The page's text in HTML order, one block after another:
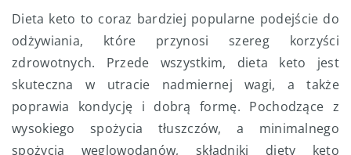
Dieta keto to coraz bardziej popularne podejście do
odżywiania, które przynosi szereg korzyści
zdrowotnych. Przede wszystkim, dieta keto jest
skuteczna w utracie nadmiernej wagi, a także
poprawia kondycję i dobrą formę. Pochodzące z
wysokiego spożycia tłuszczów, a minimalnego
spożycia węglowodanów, składniki diety keto